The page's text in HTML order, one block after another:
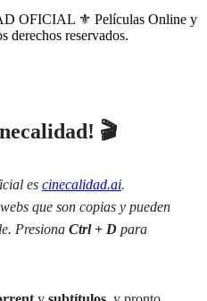
OFICIAL ⚜️ Películas Online y
derechos reservados.
🎬
es cinecalidad.ai.
que son copias y pueden
Presiona Ctrl + D para